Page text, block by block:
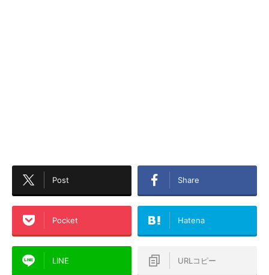
Post Share
Pocket Hatena
LINE URLコピー